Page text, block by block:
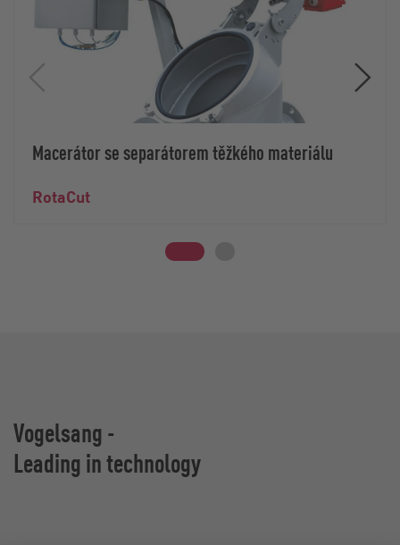
Macerátor se separátorem těžkého materiálu
RotaCut
Vogelsang -
Leading in technology